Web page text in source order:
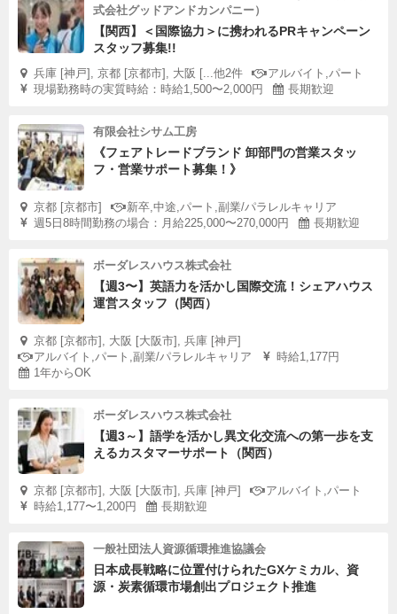
式会社グッドアンドカンパニー）
【関西】＜国際協力＞に携われるPRキャンペーン
スタッフ募集!!
兵庫 [神戸], 京都 [京都市], 大阪 [...他2件
アルバイト,パート
現場勤務時の実質時給：時給1,500〜2,000円
長期歓迎
有限会社シサム工房
《フェアトレードブランド 卸部門の営業スタッ
フ・営業サポート募集！》
京都 [京都市]
新卒,中途,パート,副業/パラレルキャリア
週5日8時間勤務の場合：月給225,000〜270,000円
長期歓迎
ボーダレスハウス株式会社
【週3〜】英語力を活かし国際交流！シェアハウス
運営スタッフ（関西）
京都 [京都市], 大阪 [大阪市], 兵庫 [神戸]
アルバイト,パート,副業/パラレルキャリア
時給1,177円
1年からOK
ボーダレスハウス株式会社
【週3～】語学を活かし異文化交流への第一歩を支
えるカスタマーサポート（関西）
京都 [京都市], 大阪 [大阪市], 兵庫 [神戸]
アルバイト,パート
時給1,177〜1,200円
長期歓迎
一般社団法人資源循環推進協議会
日本成長戦略に位置付けられたGXケミカル、資
源・炭素循環市場創出プロジェクト推進